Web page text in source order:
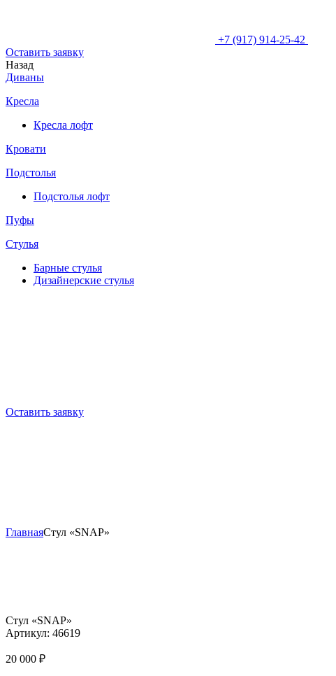
+7 (917) 914-25-42
Оставить заявку
Назад
Диваны
Кресла
Кресла лофт
Кровати
Подстолья
Подстолья лофт
Пуфы
Стулья
Барные cтулья
Дизайнерские cтулья
Оставить заявку
ГлавнаяСтул «SNAP»
Стул «SNAP»
Артикул: 46619
20 000 ₽